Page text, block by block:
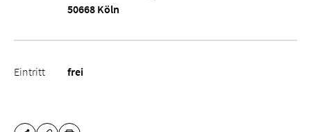
50668 Köln
Eintritt frei